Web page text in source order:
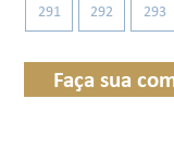
291 292 293
Faça sua